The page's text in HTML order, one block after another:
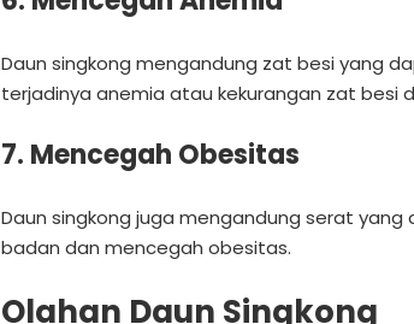
Daun singkong mengandung zat besi yang
terjadinya anemia atau kekurangan zat besi
7. Mencegah Obesitas
Daun singkong juga mengandung serat
badan dan mencegah obesitas.
Olahan Daun Singkong